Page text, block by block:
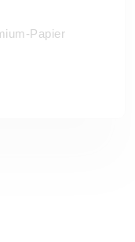
Papier